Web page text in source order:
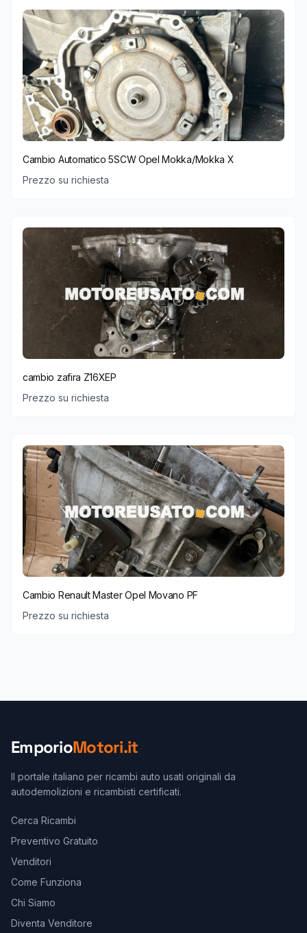
Cambio Automatico 5SCW Opel Mokka/Mokka X
Prezzo su richiesta
cambio zafira Z16XEP
Prezzo su richiesta
Cambio Renault Master Opel Movano PF
Prezzo su richiesta
EmporioMotori.it
Il portale italiano per ricambi auto usati originali da
autodemolizioni e ricambisti certificati.
Cerca Ricambi
Preventivo Gratuito
Venditori
Come Funziona
Chi Siamo
Diventa Venditore